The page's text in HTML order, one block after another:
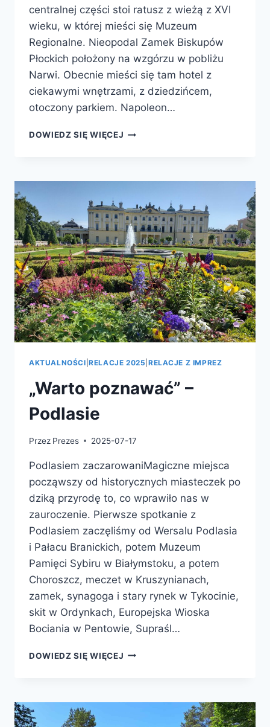
centralnej części stoi ratusz z wieżą z XVI
wieku, w której mieści się Muzeum
Regionalne. Nieopodal Zamek Biskupów
Płockich położony na wzgórzu w pobliżu
Narwi. Obecnie mieści się tam hotel z
ciekawymi wnętrzami, z dziedzińcem,
otoczony parkiem. Napoleon…
DOWIEDZ SIĘ WIĘCEJ
AKTUALNOŚCI |RELACJE 2025 RELACJE Z IMPREZ
„Warto poznawać” –
Podlasie
Przez Prezes 2025-07-17
Podlasiem zaczarowaniMagiczne miejsca
począwszy od historycznych miasteczek po
dziką przyrodę to, co wprawiło nas w
zauroczenie. Pierwsze spotkanie z
Podlasiem zaczęliśmy od Wersalu Podlasia
i Pałacu Branickich, potem Muzeum
Pamięci Sybiru w Białymstoku, a potem
Choroszcz, meczet w Kruszynianach,
zamek, synagoga i stary rynek w Tykocinie,
skit w Ordynkach, Europejska Wioska
Bociania w Pentowie, Supraśl…
DOWIEDZ SIĘ WIĘCEJ